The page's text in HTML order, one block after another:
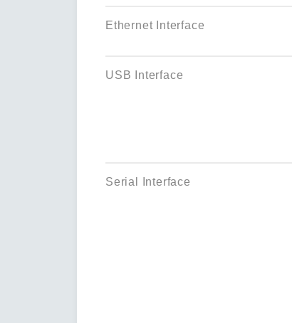
Ethernet Interface
USB Interface
Serial Interface